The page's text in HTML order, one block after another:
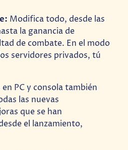
Modifica todo, desde las
la ganancia de
de combate. En el modo
servidores privados, tú
PC y consola también
las nuevas
que se han
el lanzamiento,